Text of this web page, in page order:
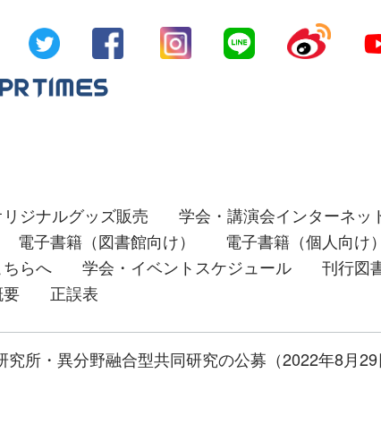
ジナルグッズ販売
学会・講演会インターネッ
電子書籍（図書館向け）
電子書籍（個人向け）
らへ
学会・イベントスケジュール 刊行図
正誤表
究所・異分野融合型共同研究の公募（2022年8月29